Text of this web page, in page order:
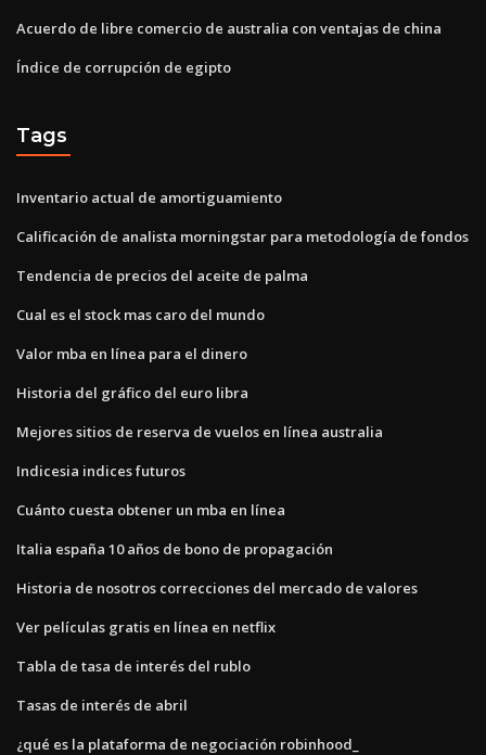
Acuerdo de libre comercio de australia con ventajas de china
Índice de corrupción de egipto
Tags
Inventario actual de amortiguamiento
Calificación de analista morningstar para metodología de fondos
Tendencia de precios del aceite de palma
Cual es el stock mas caro del mundo
Valor mba en línea para el dinero
Historia del gráfico del euro libra
Mejores sitios de reserva de vuelos en línea australia
Indicesia indices futuros
Cuánto cuesta obtener un mba en línea
Italia españa 10 años de bono de propagación
Historia de nosotros correcciones del mercado de valores
Ver películas gratis en línea en netflix
Tabla de tasa de interés del rublo
Tasas de interés de abril
¿qué es la plataforma de negociación robinhood_